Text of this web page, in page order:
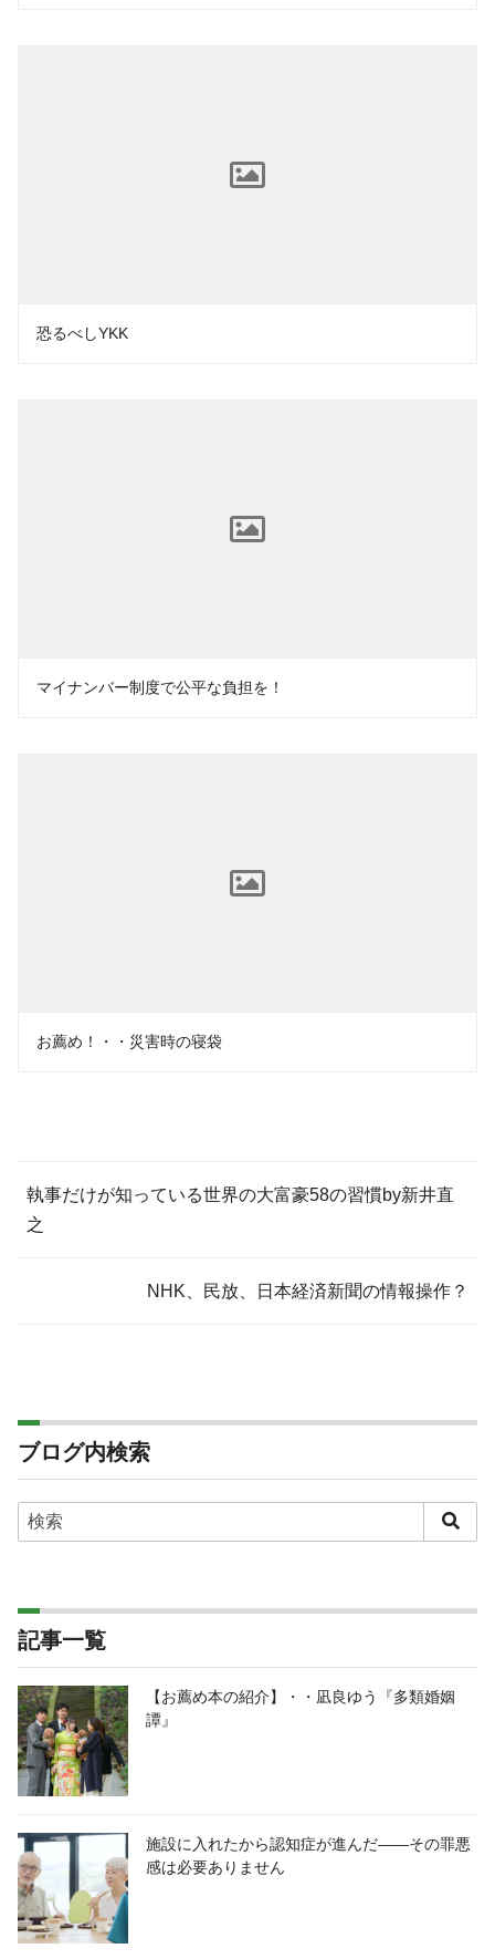
恐るべしYKK
マイナンバー制度で公平な負担を！
お薦め！・・災害時の寝袋
執事だけが知っている世界の大富豪58の習慣by新井直
之
NHK、民放、日本経済新聞の情報操作？
ブログ内検索
記事一覧
【お薦め本の紹介】・・凪良ゆう『多類婚姻
譚』
施設に入れたから認知症が進んだ――その罪悪
感は必要ありません